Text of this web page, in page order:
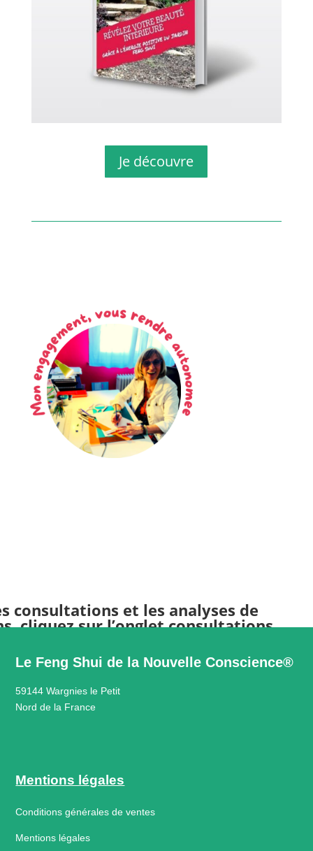
Je découvre
consultations et les analyses de
cliquez sur l’onglet consultations
Le Feng Shui de la Nouvelle Conscience®
59144 Wargnies le Petit
Nord de la France
Mentions légales
Conditions générales de ventes
Mentions légales